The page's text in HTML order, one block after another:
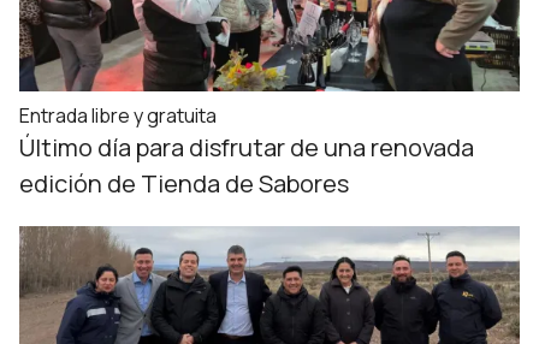
Entrada libre y gratuita
Último día para disfrutar de una renovada
edición de Tienda de Sabores